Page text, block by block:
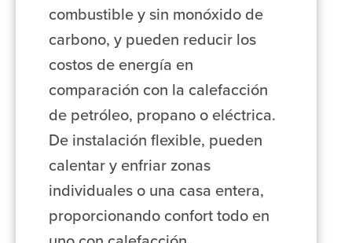
combustible y sin monóxido de
carbono, y pueden reducir los
costos de energía en
comparación con la calefacción
de petróleo, propano o eléctrica.
De instalación flexible, pueden
calentar y enfriar zonas
individuales o una casa entera,
proporcionando confort todo en